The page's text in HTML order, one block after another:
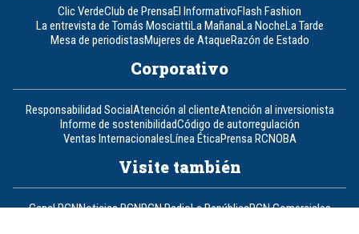
Clic VerdeClub de PrensaEl InformativoFlash Fashion
La entrevista de Tomás MosciattiLa MañanaLa NocheLa Tarde
Mesa de periodistasMujeres de AtaqueRazón de Estado
Corporativo
Responsabilidad SocialAtención al clienteAtención al inversionista
Informe de sostenibilidadCódigo de autorregulación
Ventas InternacionalesLínea ÉticaPrensa RCNOBA
Visite también
Canal RCNNoticias RCNRCN RadioLa RepúblicaRCN Comerciales